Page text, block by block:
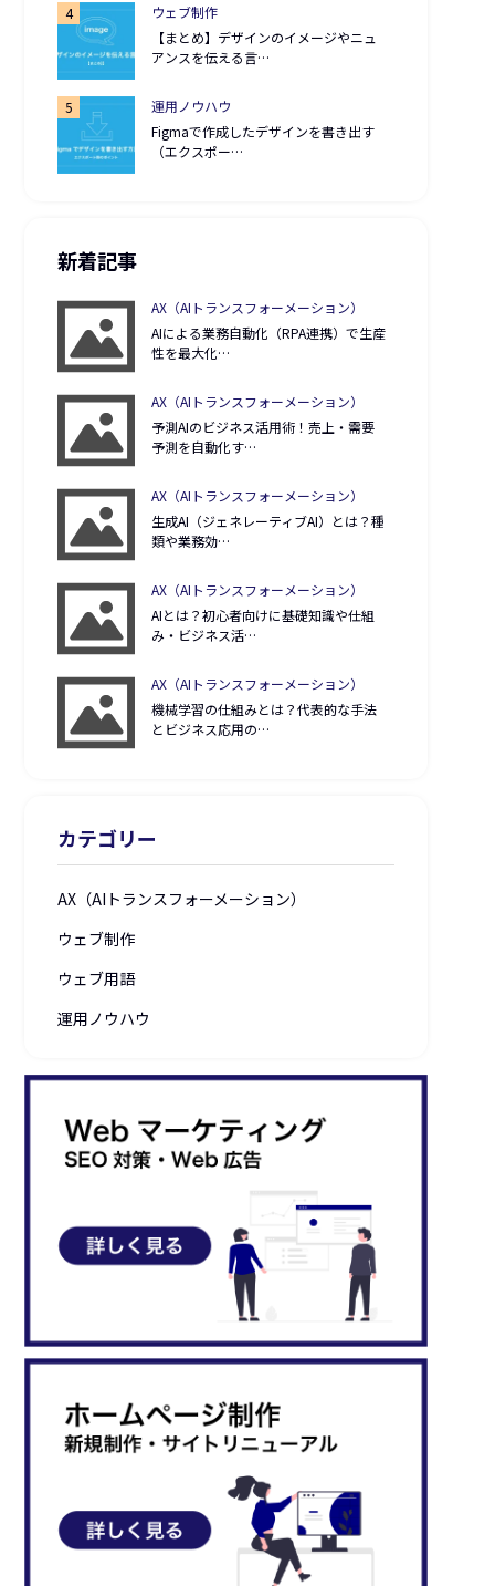
ウェブ制作
【まとめ】デザインのイメージやニュ
アンスを伝える言…
運用ノウハウ
Figmaで作成したデザインを書き出す
（エクスポー…
新着記事
AX（AIトランスフォーメーション）
AIによる業務自動化（RPA連携）で生産
性を最大化…
AX（AIトランスフォーメーション）
予測AIのビジネス活用術！売上・需要
予測を自動化す…
AX（AIトランスフォーメーション）
生成AI（ジェネレーティブAI）とは？種
類や業務効…
AX（AIトランスフォーメーション）
AIとは？初心者向けに基礎知識や仕組
み・ビジネス活…
AX（AIトランスフォーメーション）
機械学習の仕組みとは？代表的な手法
とビジネス応用の…
カテゴリー
AX（AIトランスフォーメーション）
ウェブ制作
ウェブ用語
運用ノウハウ